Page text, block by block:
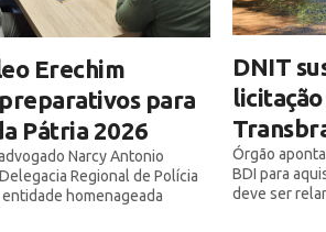
Erechim
para
Pátria 2026
Narcy Antonio
Regional de Polícia
homenageada
DNIT
Órgão
BDI para
deve ser